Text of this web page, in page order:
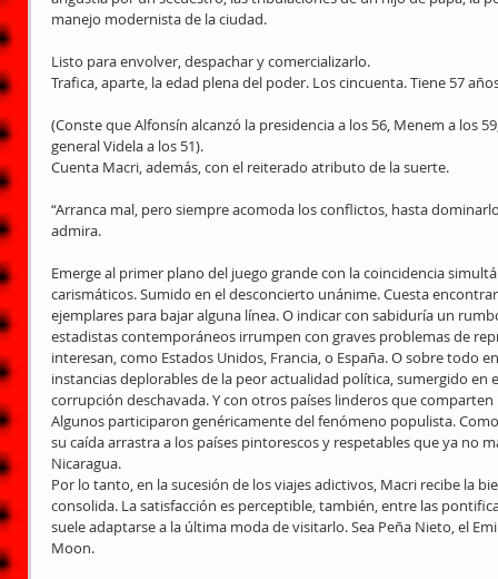
manejo modernista de la ciudad.
Listo para envolver, despachar y comercializarlo.
Trafica, aparte, la edad plena del poder. Los cincuenta. Tiene 57
(Conste que Alfonsín alcanzó la presidencia a los 56, Menem a los
general Videla a los 51).
Cuenta Macri, además, con el reiterado atributo de la suerte.
“Arranca mal, pero siempre acomoda los conflictos, hasta
admira.
Emerge al primer plano del juego grande con la coincidencia
carismáticos. Sumido en el desconcierto unánime. Cuesta
ejemplares para bajar alguna línea. O indicar con sabiduría un
estadistas contemporáneos irrumpen con graves problemas de
interesan, como Estados Unidos, Francia, o España. O sobre todo
instancias deplorables de la peor actualidad política, sumergido en
corrupción deschavada. Y con otros países linderos que
Algunos participaron genéricamente del fenómeno populista.
su caída arrastra a los países pintorescos y respetables que ya no
Nicaragua.
Por lo tanto, en la sucesión de los viajes adictivos, Macri recibe la
consolida. La satisfacción es perceptible, también, entre las
suele adaptarse a la última moda de visitarlo. Sea Peña Nieto, el
Moon.